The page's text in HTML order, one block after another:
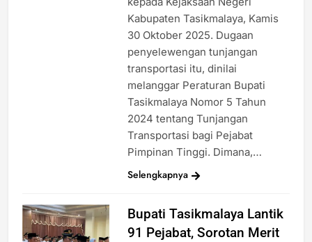
Kabupaten Tasikmalaya, Kamis
30 Oktober 2025. Dugaan
penyelewengan tunjangan
transportasi itu, dinilai
melanggar Peraturan Bupati
Tasikmalaya Nomor 5 Tahun
2024 tentang Tunjangan
Transportasi bagi Pejabat
Pimpinan Tinggi. Dimana,…
Selengkapnya
Bupati Tasikmalaya Lantik
91 Pejabat, Sorotan Merit